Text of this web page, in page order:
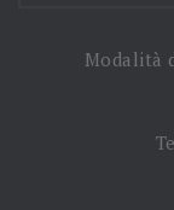
Modalità